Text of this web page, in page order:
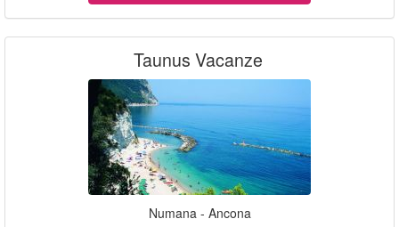
Taunus Vacanze
Numana - Ancona